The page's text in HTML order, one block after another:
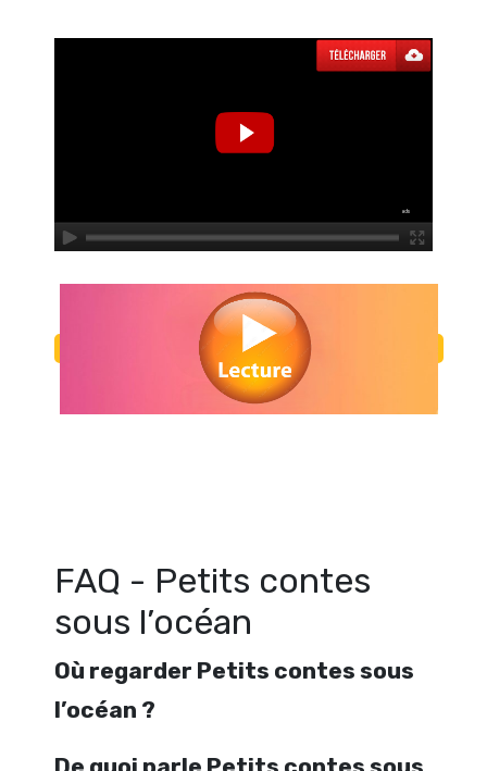
FAQ - Petits contes
sous l’océan
Où regarder Petits contes sous
l’océan ?